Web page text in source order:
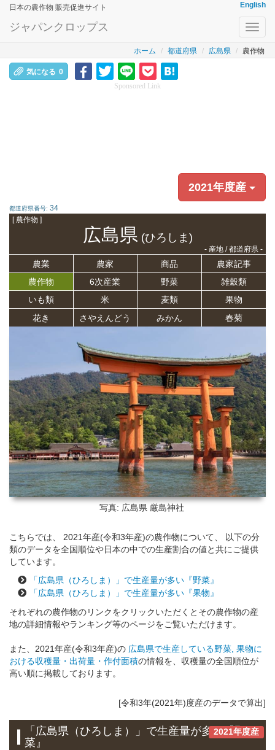
日本の農作物 販売促進サイト English
ジャパンクロップス
ホーム 都道府県 広島県 農作物
気になる 0
Sponsored Link
2021年度産
都道府県番号: 34
[ 農作物 ]
広島県(ひろしま)
- 産地 / 都道府県 -
農業 農家 商品
農家記事
農作物
6次産業 野菜
雑穀類
いも類
米 麦類
果物
花き
さやえんどう みかん 春菊
写真: 広島県 厳島神社
こちらでは、 2021年産(令和3年産)の農作物について、 以下の分
類のデータを全国順位や日本の中での生産割合の値と共にご提供
しています。
「広島県（ひろしま）」で生産量が多い『野菜』
「広島県（ひろしま）」で生産量が多い『果物』
それぞれの農作物のリンクをクリックいただくとその農作物の産
地の詳細情報やランキング等のページをご覧いただけます。
また、2021年産(令和3年産)の 広島県で生産している野菜, 果物に
おける収穫量・出荷量・作付面積の情報を、収穫量の全国順位が
高い順に掲載しております。
[令和3年(2021年)度産のデータで算出]
2021年度産
「広島県（ひろしま）」で生産量が多い『野
菜』